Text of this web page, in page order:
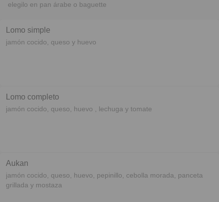
elegilo en pan árabe o baguette
Lomo simple
jamón cocido, queso y huevo
Lomo completo
jamón cocido, queso, huevo , lechuga y tomate
Aukan
jamón cocido, queso, huevo, pepinillo, cebolla morada, panceta
grillada y mostaza